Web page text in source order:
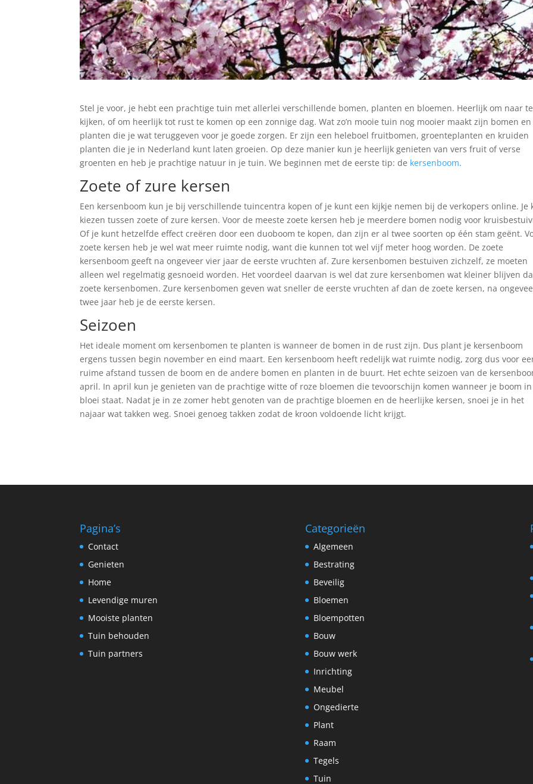
Stel je voor, je hebt een prachtige tuin met allerlei verschillende bomen, planten en bloemen. Heerlijk om naar te
kijken, of om heerlijk tot rust te komen op een zonnige dag. Wat zo’n mooie tuin nog mooier maakt zijn bomen en
planten die je wat teruggeven voor je goede zorgen. Er zijn een heleboel fruitbomen, groenteplanten en kruiden
planten die je in Nederland kunt laten groeien. Op deze manier kun je heerlijk genieten van vers fruit of verse
groenten en heb je prachtige natuur in je tuin. We beginnen met de eerste tip: de kersenboom.
Zoete of zure kersen
Een kersenboom kun je bij verschillende tuincentra kopen of je kunt een kijkje nemen bij de verkopers online. Je
kiezen tussen zoete of zure kersen. Voor de meeste zoete kersen heb je meerdere bomen nodig voor
Of je kunt hetzelfde effect creëren door een duoboom te kopen, dan zijn er al twee soorten op één stam geënt.
zoete kersen heb je wel wat meer ruimte nodig, want die kunnen tot wel vijf meter hoog worden. De zoete
kersenboom geeft na ongeveer vier jaar de eerste vruchten af. Zure kersenbomen bestuiven zichzelf, ze moeten
alleen wel regelmatig gesnoeid worden. Het voordeel daarvan is wel dat zure kersenbomen wat kleiner blijven
zoete kersenbomen. Zure kersenbomen geven wat sneller de eerste vruchten af dan de zoete kersen, na
twee jaar heb je de eerste kersen.
Seizoen
Het ideale moment om kersenbomen te planten is wanneer de bomen in de rust zijn. Dus plant je kersenboom
ergens tussen begin november en eind maart. Een kersenboom heeft redelijk wat ruimte nodig, zorg dus voor
ruime afstand tussen de boom en de andere bomen en planten in de buurt. Het echte seizoen van de
april. In april kun je genieten van de prachtige witte of roze bloemen die tevoorschijn komen wanneer je boom
bloei staat. Nadat je in ze zomer hebt genoten van de prachtige bloemen en de heerlijke kersen, snoei je in het
najaar wat takken weg. Snoei genoeg takken zodat de kroon voldoende licht krijgt.
Pagina’s
Contact
Genieten
Home
Levendige muren
Mooiste planten
Tuin behouden
Tuin partners
Categorieën
Algemeen
Bestrating
Beveilig
Bloemen
Bloempotten
Bouw
Bouw werk
Inrichting
Meubel
Ongedierte
Plant
Raam
Tegels
Tuin